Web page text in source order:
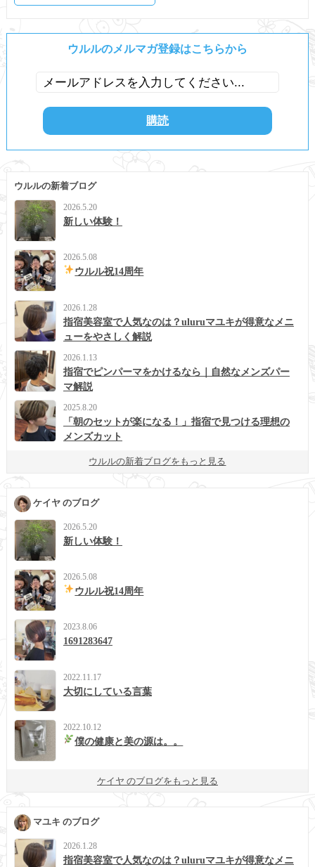
ウルルのメルマガ登録はこちらから
ウルルの新着ブログ
2026.5.20
新しい体験！
2026.5.08
ウルル祝14周年
2026.1.28
指宿美容室で人気なのは？uluruマユキが得意なメニ
ューをやさしく解説
2026.1.13
指宿でピンパーマをかけるなら｜自然なメンズパー
マ解説
2025.8.20
「朝のセットが楽になる！」指宿で見つける理想の
メンズカット
ウルルの新着ブログをもっと見る
ケイヤ のブログ
2026.5.20
新しい体験！
2026.5.08
ウルル祝14周年
2023.8.06
1691283647
2022.11.17
大切にしている言葉
2022.10.12
僕の健康と美の源は。。
ケイヤ のブログをもっと見る
マユキ のブログ
2026.1.28
指宿美容室で人気なのは？uluruマユキが得意なメニ